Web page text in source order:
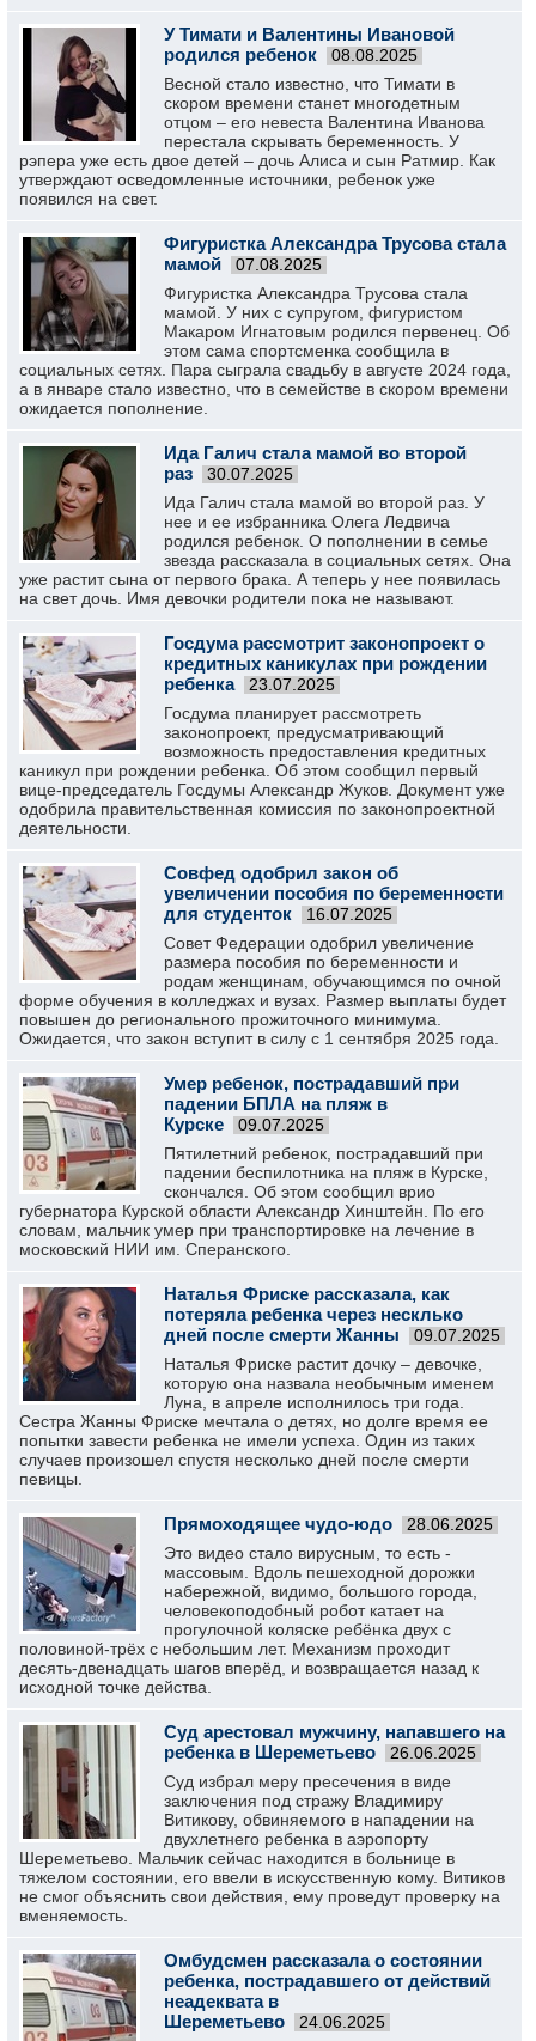
У Тимати и Валентины Ивановой
родился ребенок
08.08.2025
Весной стало известно, что Тимати в
скором времени станет многодетным
отцом – его невеста Валентина Иванова
перестала скрывать беременность. У
рэпера уже есть двое детей – дочь Алиса и сын Ратмир. Как
утверждают осведомленные источники, ребенок уже
появился на свет.
Фигуристка Александра Трусова стала
мамой
07.08.2025
Фигуристка Александра Трусова стала
мамой. У них с супругом, фигуристом
Макаром Игнатовым родился первенец. Об
этом сама спортсменка сообщила в
социальных сетях. Пара сыграла свадьбу в августе 2024 года,
а в январе стало известно, что в семействе в скором времени
ожидается пополнение.
Ида Галич стала мамой во второй
раз
30.07.2025
Ида Галич стала мамой во второй раз. У
нее и ее избранника Олега Ледвича
родился ребенок. О пополнении в семье
звезда рассказала в социальных сетях. Она
уже растит сына от первого брака. А теперь у нее появилась
на свет дочь. Имя девочки родители пока не называют.
Госдума рассмотрит законопроект о
кредитных каникулах при рождении
ребенка
23.07.2025
Госдума планирует рассмотреть
законопроект, предусматривающий
возможность предоставления кредитных
каникул при рождении ребенка. Об этом сообщил первый
вице-председатель Госдумы Александр Жуков. Документ уже
одобрила правительственная комиссия по законопроектной
деятельности.
Совфед одобрил закон об
увеличении пособия по беременности
для студенток
16.07.2025
Совет Федерации одобрил увеличение
размера пособия по беременности и
родам женщинам, обучающимся по очной
форме обучения в колледжах и вузах. Размер выплаты будет
повышен до регионального прожиточного минимума.
Ожидается, что закон вступит в силу с 1 сентября 2025 года.
Умер ребенок, пострадавший при
падении БПЛА на пляж в
Курске
09.07.2025
Пятилетний ребенок, пострадавший при
падении беспилотника на пляж в Курске,
скончался. Об этом сообщил врио
губернатора Курской области Александр Хинштейн. По его
словам, мальчик умер при транспортировке на лечение в
московский НИИ им. Сперанского.
Наталья Фриске рассказала, как
потеряла ребенка через несклько
дней после смерти Жанны
09.07.2025
Наталья Фриске растит дочку – девочке,
которую она назвала необычным именем
Луна, в апреле исполнилось три года.
Сестра Жанны Фриске мечтала о детях, но долге время ее
попытки завести ребенка не имели успеха. Один из таких
случаев произошел спустя несколько дней после смерти
певицы.
Прямоходящее чудо-юдо 28.06.2025
Это видео стало вирусным, то есть -
массовым. Вдоль пешеходной дорожки
набережной, видимо, большого города,
человекоподобный робот катает на
прогулочной коляске ребёнка двух с
половиной-трёх с небольшим лет. Механизм проходит
десять-двенадцать шагов вперёд, и возвращается назад к
исходной точке действа.
Суд арестовал мужчину, напавшего на
ребенка в Шереметьево
26.06.2025
Суд избрал меру пресечения в виде
заключения под стражу Владимиру
Витикову, обвиняемого в нападении на
двухлетнего ребенка в аэропорту
Шереметьево. Мальчик сейчас находится в больнице в
тяжелом состоянии, его ввели в искусственную кому. Витиков
не смог объяснить свои действия, ему проведут проверку на
вменяемость.
Омбудсмен рассказала о состоянии
ребенка, пострадавшего от действий
неадеквата в
Шереметьево
24.06.2025